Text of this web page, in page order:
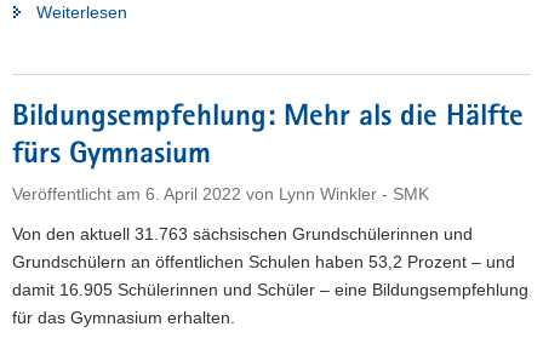
Weiterlesen
für
das
Bildungsempfehlung: Mehr als die Hälfte
fürs Gymnasium
Veröffentlicht am 6. April 2022 von Lynn Winkler - SMK
Von den aktuell 31.763 sächsischen Grundschülerinnen und
Grundschülern an öffentlichen Schulen haben 53,2 Prozent – und
damit 16.905 Schülerinnen und Schüler – eine Bildungsempfehlung
für das Gymnasium erhalten.